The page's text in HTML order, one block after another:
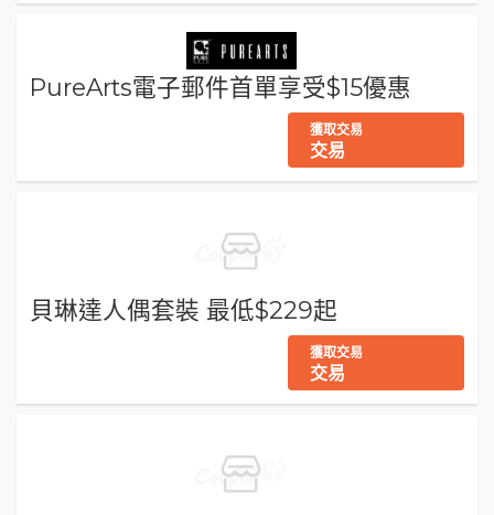
PureArts電子郵件首單享受$15優惠
獲取交易
交易
貝琳達人偶套裝 最低$229起
獲取交易
交易